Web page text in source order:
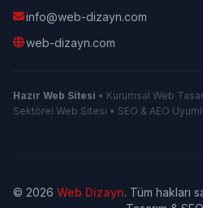
info@web-dizayn.com
web-dizayn.com
Hazır Web Sitesi • Kurumsal Web
Sektörel Web Sitesi • SEO & AEO
© 2026 Web Dizayn. Tüm hakları